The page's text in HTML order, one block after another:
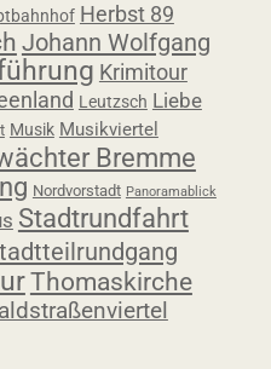
Herbst 89
Johann Wolfgang
Krimitour
Leutzsch Liebe
Musik Musikviertel
Bremme
Nordvorstadt Panoramablick
Stadtrundfahrt
Thomaskirche